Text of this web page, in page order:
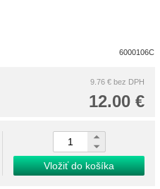
6000106C
9.76 € bez DPH
12.00 €
Vložiť do košíka